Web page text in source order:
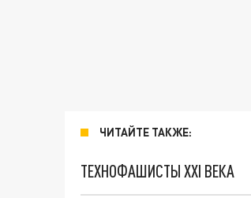
ЧИТАЙТЕ ТАКЖЕ:
ТЕХНОФАШИСТЫ XXI ВЕКА